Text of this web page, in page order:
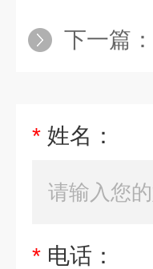
下一篇：
* 姓名：
* 电话：